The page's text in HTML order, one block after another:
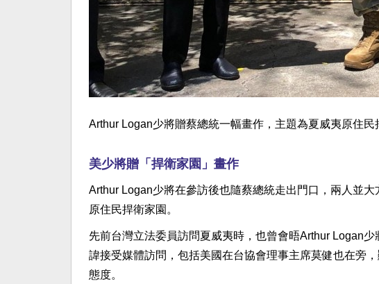
Arthur Logan少將贈蔡總統一幅畫作，主題為夏威夷原住民
美少將贈「捍衛家園」畫作
Arthur Logan少將在參訪後也隨蔡總統走出門口，兩人並
原住民捍衛家園。
先前台灣立法委員訪問夏威夷時，也曾會晤Arthur Logan
諱接受媒體訪問，包括美國在台協會理事主席莫健也在旁
態度。